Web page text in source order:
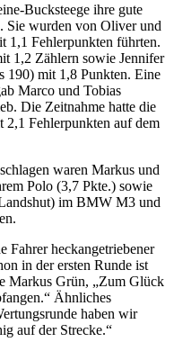
Bucksteege ihre gute
Sie wurden von Oliver und
1,1 Fehlerpunkten führten.
1,2 Zählern sowie Jennifer
190) mit 1,8 Punkten. Eine
Marco und Tobias
Die Zeitnahme hatte die
2,1 Fehlerpunkten auf dem
waren Markus und
Polo (3,7 Pkte.) sowie
im BMW M3 und
Fahrer heckangetriebener
in der ersten Runde ist
Markus Grün, „Zum Glück
Ähnliches
haben wir
auf der Strecke.“